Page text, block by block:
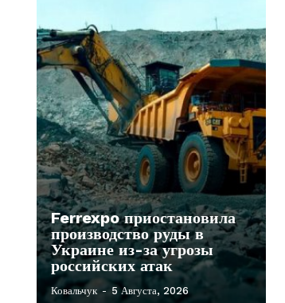
Ferrexpo приостановила
производство руды в
Украине из-за угрозы
российских атак
Ковальчук - 5 Августа, 2026